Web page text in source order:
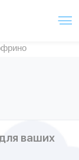
ваших